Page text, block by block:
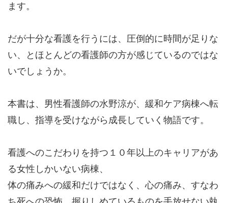
ます。
だが十分な看護を行うには、圧倒的に時間が足りな
い、とほとんどの看護師の方が感じているのではな
いでしょうか。
本書は、男性看護師の水野涼が、緩和ケア病棟へ転
職し、指導を受けながら成長していく物語です。
看護へのこだわりを持つ１０年以上のキャリアがあ
る女性しかいない病棟、
体の痛みへの緩和だけではなく、心の痛み、すなわ